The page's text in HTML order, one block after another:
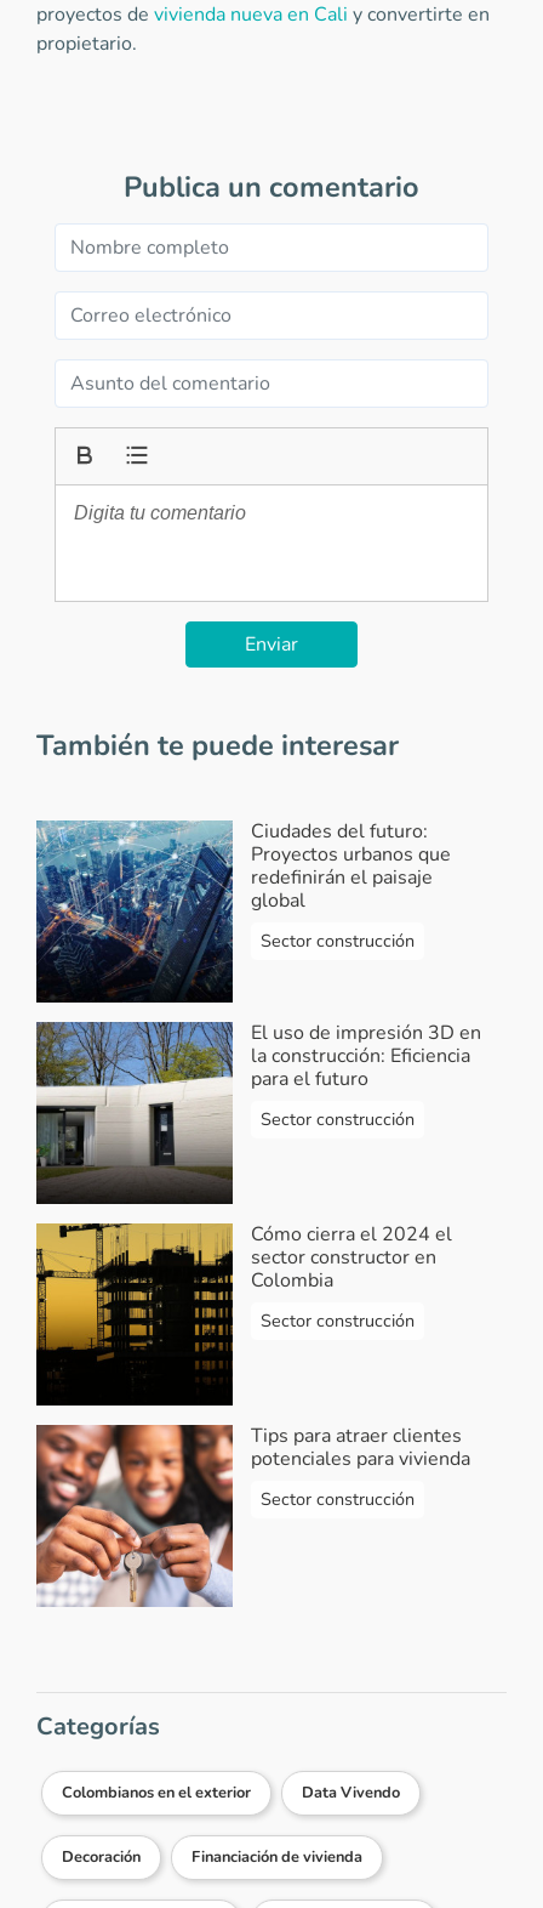
proyectos de vivienda nueva en Cali y convertirte en
propietario.
Publica un comentario
Enviar
También te puede interesar
Ciudades del futuro:
Proyectos urbanos que
redefinirán el paisaje
global
Sector construcción
El uso de impresión 3D en
la construcción: Eficiencia
para el futuro
Sector construcción
Cómo cierra el 2024 el
sector constructor en
Colombia
Sector construcción
Tips para atraer clientes
potenciales para vivienda
Sector construcción
Categorías
Colombianos en el exterior Data Vivendo
Decoración Financiación de vivienda